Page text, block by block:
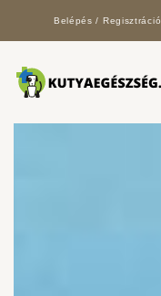
Belépés / Regisztráció